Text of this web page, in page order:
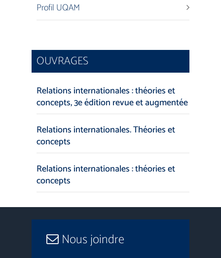
Profil UQAM
OUVRAGES
Relations internationales : théories et
concepts, 3e édition revue et augmentée
Relations internationales. Théories et
concepts
Relations internationales : théories et
concepts
Nous joindre